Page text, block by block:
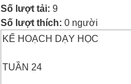
Số lượt tải: 9
Số lượt thích: 0 người
KẾ HOẠCH DẠY HỌC
TUẦN 24